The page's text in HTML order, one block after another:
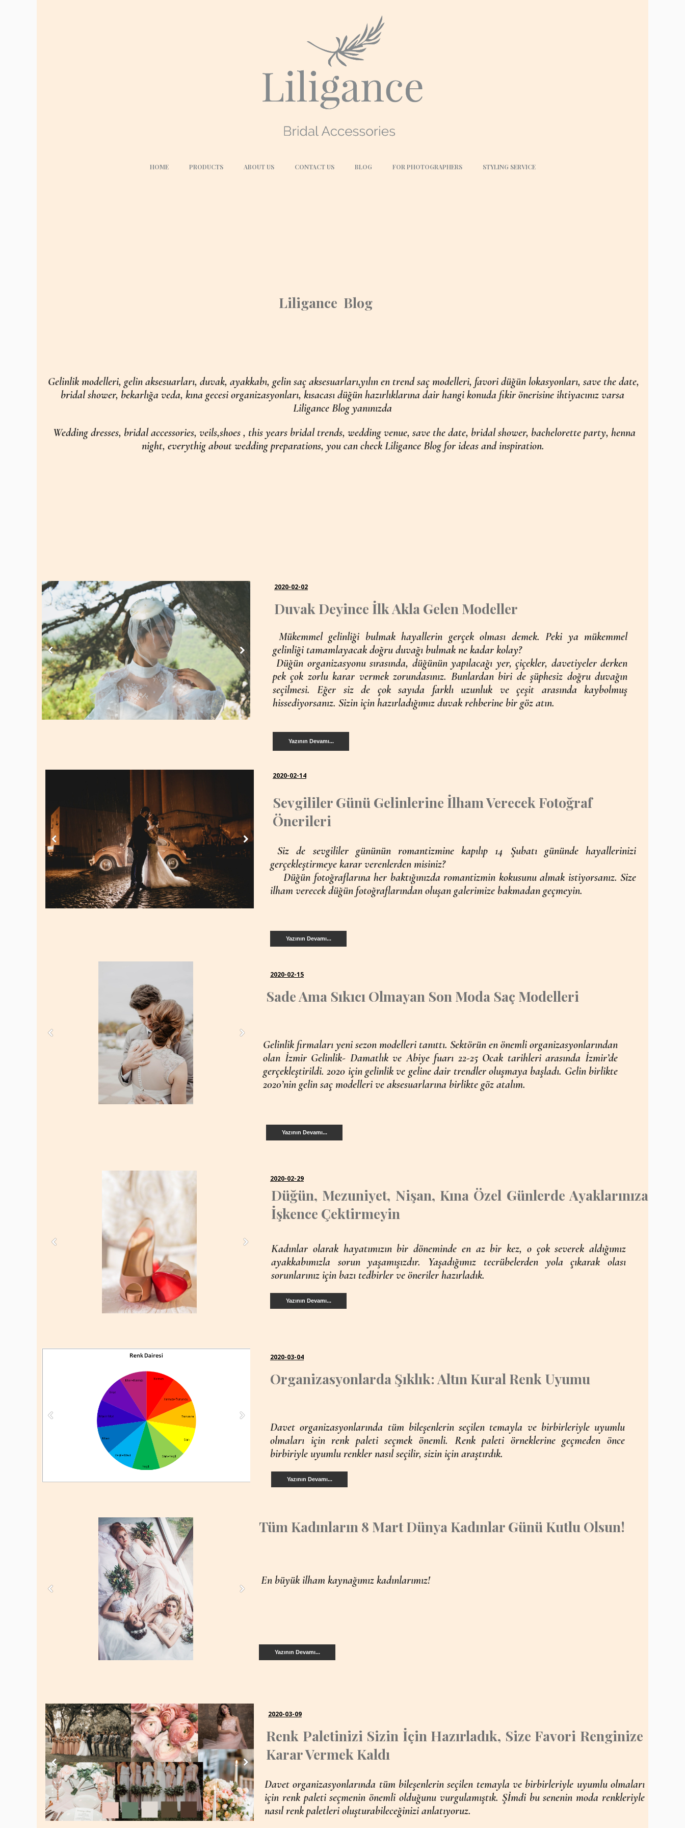
HOME PRODUCTS ABOUT US CONTACT US BLOG FOR PHOTOGRAPHERS STYLING SERVICE
Liligance Blog
Mükemmel gelinliği bulmak hayallerin gerçek olması demek. Peki ya mükemmel
gelinliği tamamlayacak doğru duvağı bulmak ne kadar kolay?
Düğün organizasyonu sırasında, düğünün yapılacağı yer, çiçekler, davetiyeler derken
pek çok zorlu karar vermek zorundasınız. Bunlardan biri de şüphesiz doğru duvağın
seçilmesi. Eğer siz de çok sayıda farklı uzunluk ve çeşit arasında kaybolmuş
hissediyorsanız. Sizin için hazırladığımız duvak rehberine bir göz atın.
Duvak Deyince İlk Akla Gelen Modeller
2020-02-02
Yazının Devamı...
2020-02-14
Sevgililer Günü Gelinlerine İlham Verecek Fotoğraf
Önerileri
Yazının Devamı...
Siz de sevgililer gününün romantizmine kapılıp 14 Şubatı gününde hayallerinizi
gerçekleştirmeye karar verenlerden misiniz?
Düğün fotoğraflarına her baktığınızda romantizmin kokusunu almak istiyorsanız. Size
ilham verecek düğün fotoğraflarından oluşan galerimize bakmadan geçmeyin.
2020-02-15
Yazının Devamı...
Gelinlik firmaları yeni sezon modelleri tanıttı. Sektörün en önemli organizasyonlarından
olan İzmir Gelinlik- Damatlık ve Abiye fuarı 22-25 Ocak tarihleri arasında İzmir’de
gerçekleştirildi. 2020 için gelinlik ve geline dair trendler oluşmaya başladı. Gelin birlikte
2020’nin gelin saç modelleri ve aksesuarlarına birlikte göz atalım.
Gelinlik modelleri, gelin aksesuarları, duvak, ayakkabı, gelin saç aksesuarları,yılın en trend saç modelleri, favori düğün lokasyonları, save the date,
bridal shower, bekarlığa veda, kına gecesi organizasyonları, kısacası düğün hazırlıklarına dair hangi konuda fikir önerisine ihtiyacınız varsa
Liligance Blog yanınızda
Sade Ama Sıkıcı Olmayan Son Moda Saç Modelleri
2020-02-29
Düğün, Mezuniyet, Nişan, Kına Özel Günlerde Ayaklarınıza
İşkence Çektirmeyin
Kadınlar olarak hayatımızın bir döneminde en az bir kez, o çok severek aldığımız
ayakkabımızla sorun yaşamışızdır. Yaşadığımız tecrübelerden yola çıkarak olası
sorunlarınız için bazı tedbirler ve öneriler hazırladık.
Yazının Devamı...
2020-03-04
Organizasyonlarda Şıklık: Altın Kural Renk Uyumu
Davet organizasyonlarında tüm bileşenlerin seçilen temayla ve birbirleriyle uyumlu
olmaları için renk paleti seçmek önemli. Renk paleti örneklerine geçmeden önce
birbiriyle uyumlu renkler nasıl seçilir, sizin için araştırdık.
Yazının Devamı...
Tüm Kadınların 8 Mart Dünya Kadınlar Günü Kutlu Olsun!
Yazının Devamı...
En büyük ilham kaynağımız kadınlarımız!
Renk Paletinizi Sizin İçin Hazırladık, Size Favori Renginize
Karar Vermek Kaldı
Davet organizasyonlarında tüm bileşenlerin seçilen temayla ve birbirleriyle uyumlu olmaları
için renk paleti seçmenin önemli olduğunu vurgulamıştık. Şİmdi bu senenin moda renkleriyle
nasıl renk paletleri oluşturabileceğinizi anlatıyoruz.
2020-03-09
Wedding dresses, bridal accessories, veils,shoes , this years bridal trends, wedding venue, save the date, bridal shower, bachelorette party, henna
night, everythig about wedding preparations, you can check Liligance Blog for ideas and inspiration.